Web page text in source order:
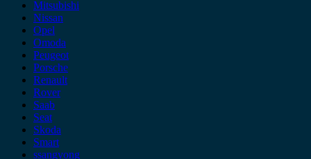
Mitsubishi
Nissan
Opel
Omoda
Peugeot
Porsche
Renault
Rover
Saab
Seat
Skoda
Smart
ssangyong